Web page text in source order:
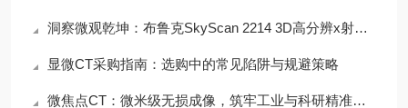
洞察微观乾坤：布鲁克SkyScan 2214 3D高分辨x射线显微镜
显微CT采购指南：选购中的常见陷阱与规避策略
微焦点CT：微米级无损成像，筑牢工业与科研精准检测防线